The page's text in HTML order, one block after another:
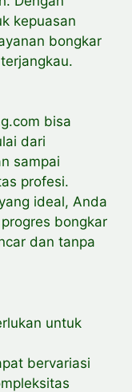
kepuasan
bongkar
bisa
dari
sampai
profesi.
ideal, Anda
bongkar
dan tanpa
untuk
bervariasi